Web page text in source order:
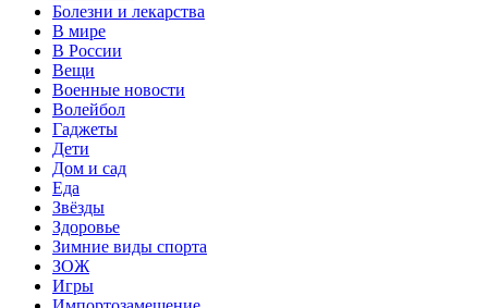
Болезни и лекарства
В мире
В России
Вещи
Военные новости
Волейбол
Гаджеты
Дети
Дом и сад
Еда
Звёзды
Здоровье
Зимние виды спорта
ЗОЖ
Игры